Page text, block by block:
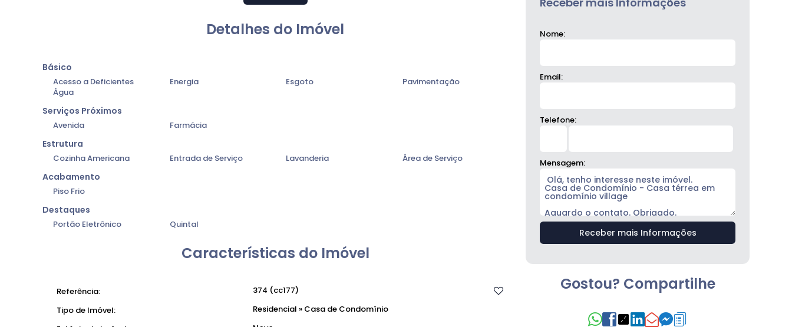
OBS: Algumas unidades para locação: consulte disponibilidade (garantias aceitas: fiador ou seguro fiança).
Detalhes do Imóvel
Básico
Acesso a Deficientes Energia Esgoto
Pavimentação
Água
Serviços Próximos
Avenida Farmácia
Estrutura
Cozinha Americana Entrada de Serviço Lavanderia Área de Serviço
Acabamento
Piso Frio
Destaques
Portão Eletrônico Quintal
Características do Imóvel
Referência: 374 (cc177)
Tipo de Imóvel:
Residencial » Casa de Condomínio
Nome:
Email:
Telefone:
Mensagem:
Gostou? Compartilhe